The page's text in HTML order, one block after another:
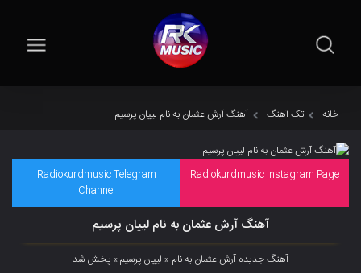
خانه تک آهنگ آهنگ آرش عثمان به نام لییان پرسیم
Radiokurdmusic Instagram Page
Radiokurdmusic Telegram
Channel
آهنگ آرش عثمان به نام لییان پرسیم
آهنگ جدیده آرش عثمان به نام « لییان پرسیم » پخش شد